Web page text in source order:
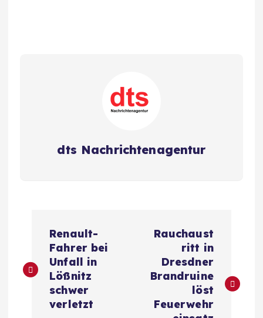
dts Nachrichtenagentur
i
Renault-
Fahrer bei
Unfall in
Lößnitz
schwer
verletzt
Rauchaust
ritt in
Dresdner
Brandruine
löst
Feuerwehr